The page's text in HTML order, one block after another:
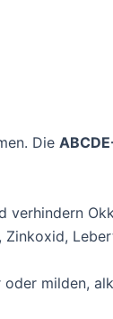
Die
verhindern
oder milden,